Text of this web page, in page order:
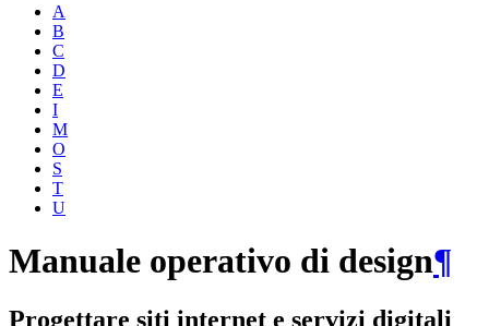
A
B
C
D
E
I
M
O
S
T
U
Manuale operativo di design¶
Progettare siti internet e servizi digitali